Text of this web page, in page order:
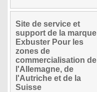
Site de service et
support de la marque
Exbuster Pour les
zones de
commercialisation de
l'Allemagne, de
l'Autriche et de la
Suisse